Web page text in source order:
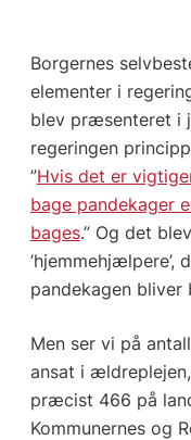
Borgernes
elementer i
blev præsenteret i
regeringen
”Hvis det er
bage pandekager
bages.” Og det
’hjemmehjælpere’,
pandekagen bliver
Men ser vi på
ansat i
præcist 466 på
Kommunernes og